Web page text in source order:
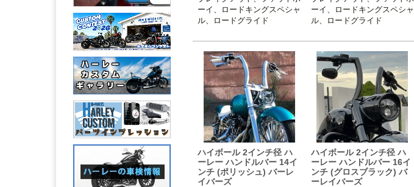
ーイ、ロードキングスペシャ
ル、ロードグライド
ーイ、ロードキングスペシャ
ル、ロードグライド
ハイボール 2インチ径 ハ
ーレー ハンドルバー 14イ
ンチ (ポリッシュ) バーレ
イバーズ
ハイボール 2インチ径 ハ
ーレー ハンドルバー 16イ
ンチ (グロスブラック) バ
ーレイバーズ